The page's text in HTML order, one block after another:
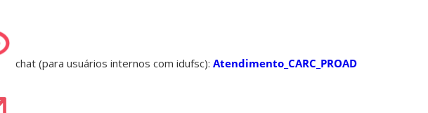
chat (para usuários internos com idufsc): Atendimento_CARC_PROAD